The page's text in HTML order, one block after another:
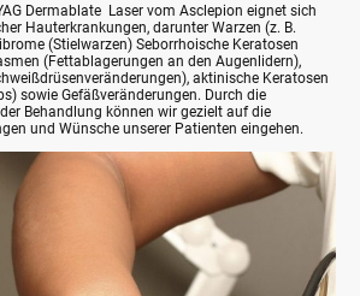
Dermablate Laser vom Asclepion eignet sich
Hauterkrankungen, darunter Warzen (z. B.
(Stielwarzen) Seborrhoische Keratosen
(Fettablagerungen an den Augenlidern),
aktinische Keratosen
sowie Gefäßveränderungen. Durch die
Behandlung können wir gezielt auf die
und Wünsche unserer Patienten eingehen.